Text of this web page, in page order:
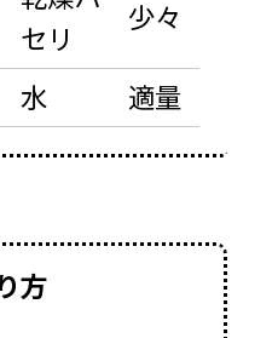
セリ
少々
水 適量
方